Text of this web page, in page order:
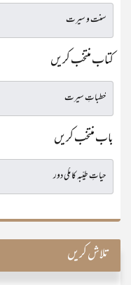
کتاب منتخب کریں
باب منتخب کریں
تلاش کریں